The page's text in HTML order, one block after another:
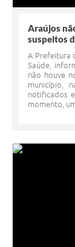
Araújos
suspeitos
A Prefeitura
Saúde,
não houve
município,
notificados
momento, um